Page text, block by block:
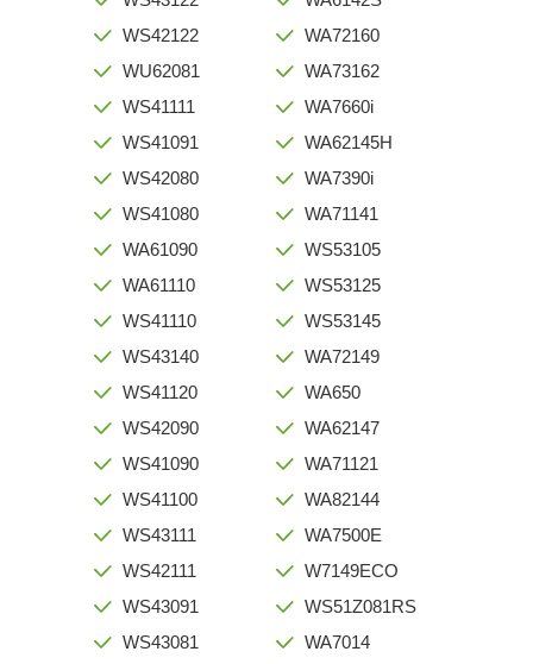
WS42122
WU62081
WS41111
WS41091
WS42080
WS41080
WA61090
WA61110
WS41110
WS43140
WS41120
WS42090
WS41090
WS41100
WS43111
WS42111
WS43091
WS43081
WA72160
WA73162
WA7660i
WA62145H
WA7390i
WA71141
WS53105
WS53125
WS53145
WA72149
WA650
WA62147
WA71121
WA82144
WA7500E
W7149ECO
WS51Z081RS
WA7014